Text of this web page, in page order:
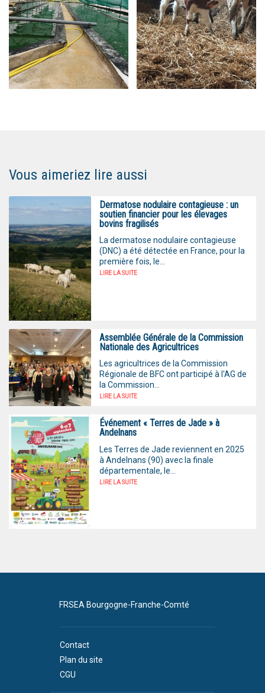
Vous aimeriez lire aussi
Dermatose nodulaire contagieuse : un
soutien financier pour les élevages
bovins fragilisés
La dermatose nodulaire contagieuse
(DNC) a été détectée en France, pour la
première fois, le...
LIRE LA SUITE
Assemblée Générale de la Commission
Nationale des Agricultrices
Les agricultrices de la Commission
Régionale de BFC ont participé à l'AG de
la Commission...
LIRE LA SUITE
Événement « Terres de Jade » à
Andelnans
Les Terres de Jade reviennent en 2025
à Andelnans (90) avec la finale
départementale, le...
LIRE LA SUITE
FRSEA Bourgogne-Franche-Comté
Contact
Plan du site
CGU